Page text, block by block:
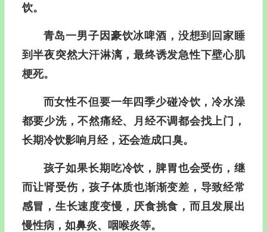
饮。
青岛一男子因豪饮冰啤酒，没想到回家睡
到半夜突然大汗淋漓，最终诱发急性下壁心肌
梗死。
而女性不但要一年四季少碰冷饮，冷水澡
都要少洗，不然痛经、月经不调都会找上门，
长期冷饮影响月经，还会造成口臭。
孩子如果长期吃冷饮，脾胃也会受伤，继
而让肾受伤，孩子体质也渐渐变差，导致经常
感冒，生长速度变慢，厌食挑食，而且发展出
慢性病，如鼻炎、咽喉炎等。